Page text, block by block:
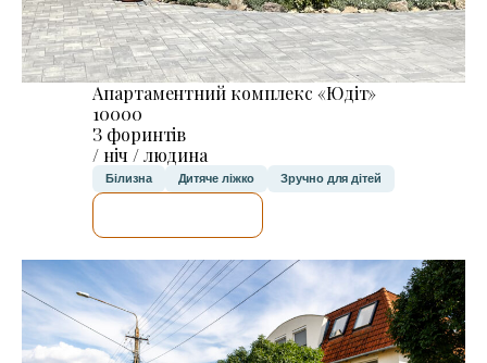
Апартаментний комплекс «Юдіт»
10000
З форинтів
/ ніч / людина
Білизна Дитяче ліжко Зручно для дітей